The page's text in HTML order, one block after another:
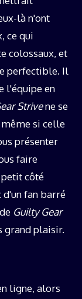
là n'ont
ce qui
colossaux, et
perfectible. Il
l'équipe en
Strivene se
si celle
présenter
faire
côté
d'un fan barré
Guilty Gear
grand plaisir.
ligne, alors